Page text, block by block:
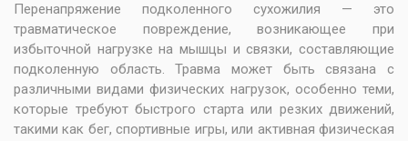
Перенапряжение подколенного сухожилия — это
травматическое повреждение, возникающее при
избыточной нагрузке на мышцы и связки, составляющие
подколенную область. Травма может быть связана с
различными видами физических нагрузок, особенно теми,
которые требуют быстрого старта или резких движений,
такими как бег, спортивные игры, или активная физическая